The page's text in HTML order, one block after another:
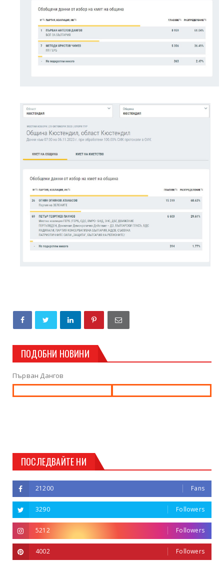
ПОДОБНИ НОВИНИ
Първан Дангов
ПОСЛЕДВАЙТЕ НИ
21200 Fans
3290 Followers
5212 Followers
4002 Followers